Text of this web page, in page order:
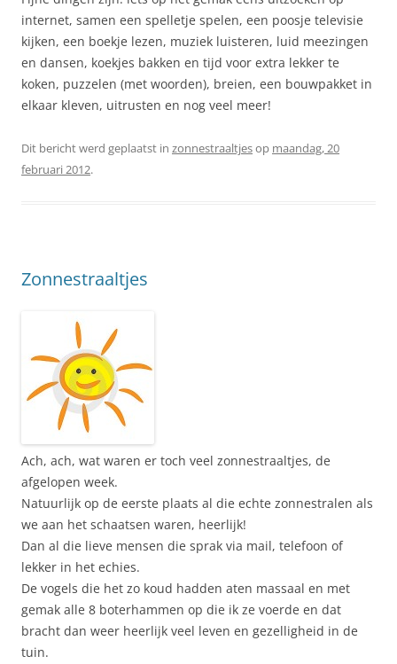
internet, samen een spelletje spelen, een poosje televisie
kijken, een boekje lezen, muziek luisteren, luid meezingen
en dansen, koekjes bakken en tijd voor extra lekker te
koken, puzzelen (met woorden), breien, een bouwpakket in
elkaar kleven, uitrusten en nog veel meer!
Dit bericht werd geplaatst in zonnestraaltjesop maandag, 20
februari 2012.
Zonnestraaltjes
Ach, ach, wat waren er toch veel zonnestraaltjes, de
afgelopen week.
Natuurlijk op de eerste plaats al die echte zonnestralen als
we aan het schaatsen waren, heerlijk!
Dan al die lieve mensen die sprak via mail, telefoon of
lekker in het echies.
De vogels die het zo koud hadden aten massaal en met
gemak alle 8 boterhammen op die ik ze voerde en dat
bracht dan weer heerlijk veel leven en gezelligheid in de
tuin.